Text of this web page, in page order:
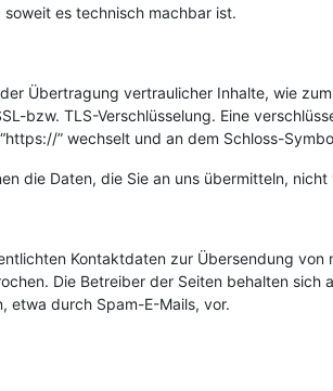
es technisch machbar ist.
Übertragung vertraulicher Inhalte, wie
bzw. TLS-Verschlüsselung. Eine
” wechselt und an dem Schloss-
die Daten, die Sie an uns übermitteln,
Kontaktdaten zur Übersendung
Die Betreiber der Seiten behalten sich
etwa durch Spam-E-Mails, vor.